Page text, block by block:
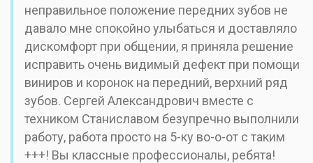
неправильное положение передних зубов не
давало мне спокойно улыбаться и доставляло
дискомфорт при общении, я приняла решение
исправить очень видимый дефект при помощи
виниров и коронок на передний, верхний ряд
зубов. Сергей Александрович вместе с
техником Станиславом безупречно выполнили
работу, работа просто на 5-ку во-о-от с таким
+++! Вы классные профессионалы, ребята!